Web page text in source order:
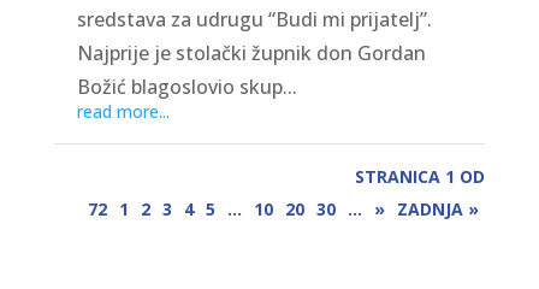
sredstava za udrugu “Budi mi prijatelj”.
Najprije je stolački župnik don Gordan
Božić blagoslovio skup...
read more...
STRANICA 1 OD
72 1 2 3 4 5 ... 10 20 30 ... » ZADNJA »